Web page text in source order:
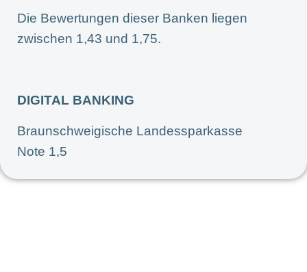
Die Bewertungen dieser Banken liegen
zwischen 1,43 und 1,75.
DIGITAL BANKING
Braunschweigische Landessparkasse
Note 1,5